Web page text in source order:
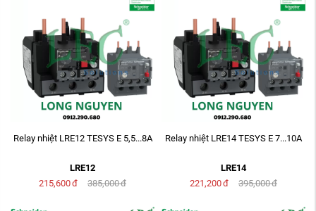
Relay nhiệt LRE12 TESYS E 5,5...8A
LRE12
215,600đ 385,000đ
Relay nhiệt LRE14 TESYS E 7...10A
LRE14
221,200đ 395,000đ